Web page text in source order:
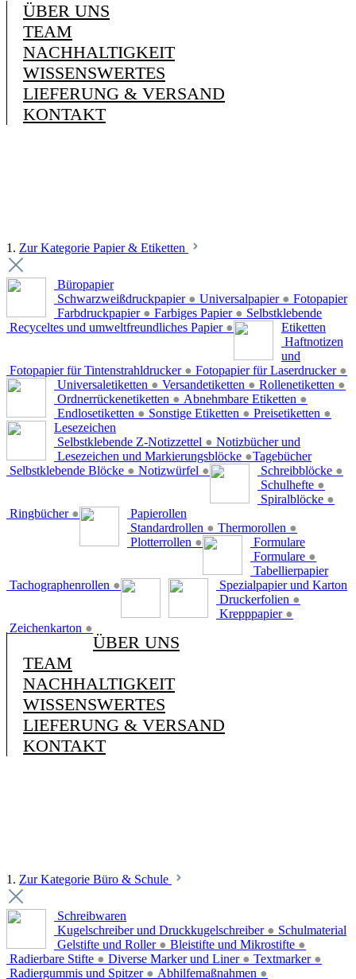
ÜBER UNS
TEAM
NACHHALTIGKEIT
WISSENSWERTES
LIEFERUNG & VERSAND
KONTAKT
1. Zur Kategorie Papier & Etiketten
Büropapier
Schwarzweißdruckpapier ● Universalpapier ●
Farbdruckpapier ● Farbiges Papier ●
Recyceltes und umweltfreundliches Papier ●
Fotopapier
Fotopapier für Tintenstrahldrucker ● Fotopapier für Laserdrucker ●
Selbstklebende
Etiketten
Universaletiketten ● Versandetiketten ● Rollenetiketten ●
Ordnerrückenetiketten ● Abnehmbare Etiketten ●
Endlosetiketten ● Sonstige Etiketten ● Preisetiketten ●
Haftnotizen
und
Lesezeichen
Selbstklebende Z-Notizzettel ●
Lesezeichen und Markierungsblöcke ●
Selbstklebende Blöcke ● Notizwürfel ●
Notizbücher und
Tagebücher
Schreibblöcke ●
Schulhefte ●
Spiralblöcke ●
Ringbücher ●
Papierollen
Standardrollen ● Thermorollen ●
Plotterrollen ●
Formulare
Formulare ●
Tachographenrollen ●
Tabellierpapier
Spezialpapier und Karton
Druckerfolien ●
Krepppapier ●
Zeichenkarton ●
ÜBER UNS
TEAM
NACHHALTIGKEIT
WISSENSWERTES
LIEFERUNG & VERSAND
KONTAKT
1. Zur Kategorie Büro & Schule
Schreibwaren
Kugelschreiber und Druckkugelschreiber ●
Gelstifte und Roller ● Bleistifte und Mikrostifte ●
Radierbare Stifte ● Diverse Marker und Liner ● Textmarker ●
Radiergummis und Spitzer ● Abhilfemaßnahmen ●
Schulmaterial